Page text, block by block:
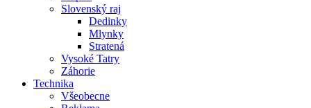
Slovenský raj
Dedinky
Mlynky
Stratená
Vysoké Tatry
Záhorie
Technika
Všeobecne